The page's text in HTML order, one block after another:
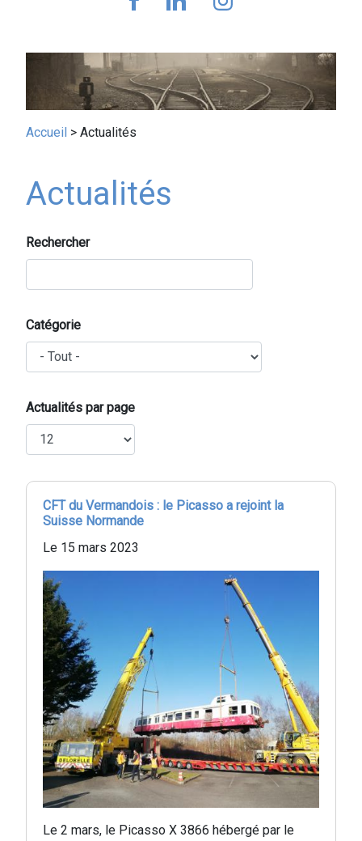
Fil
Accueil Actualités
Actualités
Rechercher
Catégorie
Actualités par page
CFT du Vermandois : le Picasso a rejoint la
Suisse Normande
Le 15 mars 2023
Le 2 mars, le Picasso X 3866 hébergé par le